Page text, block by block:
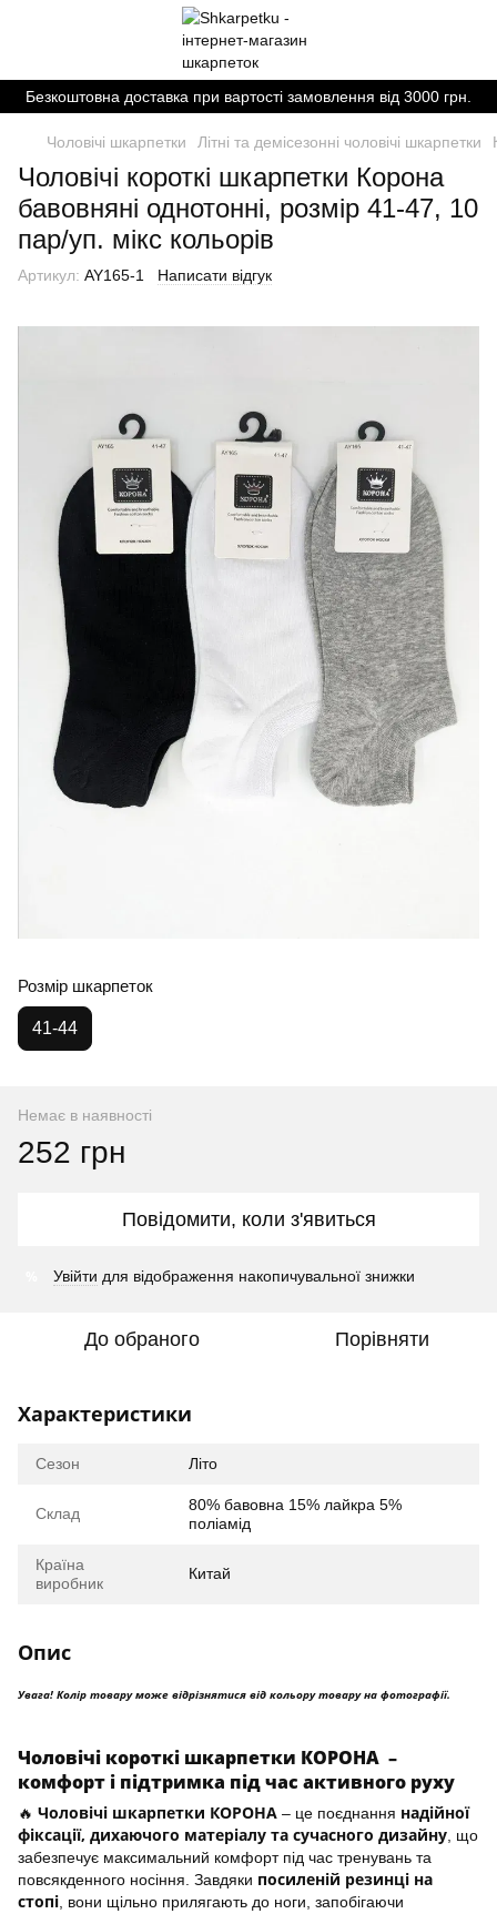
Безкоштовна доставка при вартості замовлення від 3000 грн.
Чоловічі шкарпетки Літні та демісезонні чоловічі шкарпетки
Чоловічі короткі шкарпетки Корона
бавовняні однотонні, розмір 41-47, 10
пар/уп. мікс кольорів
Артикул: AY165-1 Написати відгук
Розмір шкарпеток
41-44
Немає в наявності
252 грн
Повідомити, коли з'явиться
Увійти для відображення накопичувальної знижки
До обраного Порівняти
Характеристики
Сезон Літо
Склад
80% бавовна 15% лайкра 5%
поліамід
Країна
виробник
Китай
Опис
Увага! Колір товару може відрізнятися від кольору товару на фотографії.
Чоловічі короткі шкарпетки КОРОНА –
комфорт і підтримка під час активного руху
🔥 Чоловічі шкарпетки КОРОНА – це поєднання надійної
фіксації, дихаючого матеріалу та сучасного дизайну, що
забезпечує максимальний комфорт під час тренувань та
повсякденного носіння. Завдяки посиленій резинці на
стопі, вони щільно прилягають до ноги, запобігаючи